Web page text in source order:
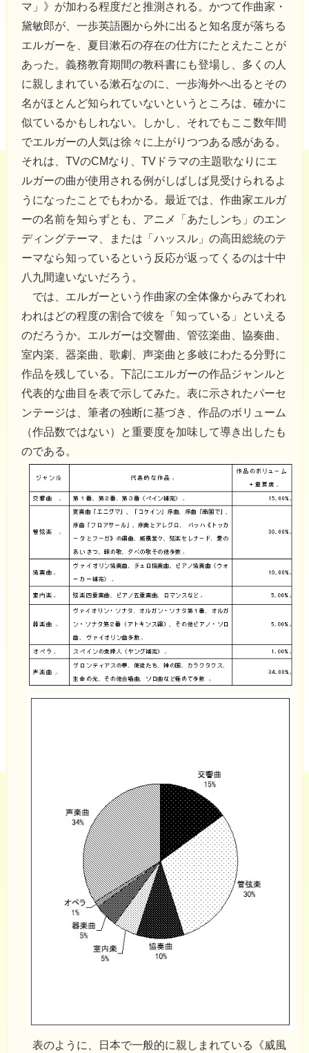
マ」》が加わる程度だと推測される。かつて作曲家・
黛敏郎が、一歩英語圏から外に出ると知名度が落ちる
エルガーを、夏目漱石の存在の仕方にたとえたことが
あった。義務教育期間の教科書にも登場し、多くの人
に親しまれている漱石なのに、一歩海外へ出るとその
名がほとんど知られていないというところは、確かに
似ているかもしれない。しかし、それでもここ数年間
でエルガーの人気は徐々に上がりつつある感がある。
それは、TVのCMなり、TVドラマの主題歌なりにエ
ルガーの曲が使用される例がしばしば見受けられるよ
うになったことでもわかる。最近では、作曲家エルガ
ーの名前を知らずとも、アニメ「あたしンち」のエン
ディングテーマ、または「ハッスル」の高田総統のテ
ーマなら知っているという反応が返ってくるのは十中
八九間違いないだろう。
では、エルガーという作曲家の全体像からみてわれ
われはどの程度の割合で彼を「知っている」といえる
のだろうか。エルガーは交響曲、管弦楽曲、協奏曲、
室内楽、器楽曲、歌劇、声楽曲と多岐にわたる分野に
作品を残している。下記にエルガーの作品ジャンルと
代表的な曲目を表で示してみた。表に示されたパーセ
ンテージは、筆者の独断に基づき、作品のボリューム
（作品数ではない）と重要度を加味して導き出したも
のである。
表のように、日本で一般的に親しまれている《威風